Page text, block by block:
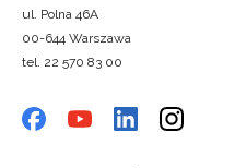
ul. Polna 46A
00-644 Warszawa
tel. 22 570 83 00